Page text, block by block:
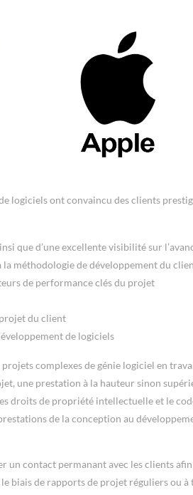
logiciels ont convaincu des clients
que d’une excellente visibilité sur
méthodologie de développement du
de performance clés du projet
du client
de logiciels
projets complexes de génie logiciel en
une prestation à la hauteur sinon
droits de propriété intellectuelle et le
de la conception au
contact permanant avec les clients
biais de rapports de projet réguliers ou